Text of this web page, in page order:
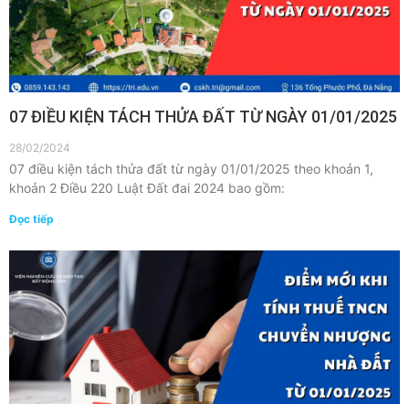
07 ĐIỀU KIỆN TÁCH THỬA ĐẤT TỪ NGÀY 01/01/2025
28/02/2024
07 điều kiện tách thửa đất từ ngày 01/01/2025 theo khoản 1,
khoản 2 Điều 220 Luật Đất đai 2024 bao gồm:
Đọc tiếp